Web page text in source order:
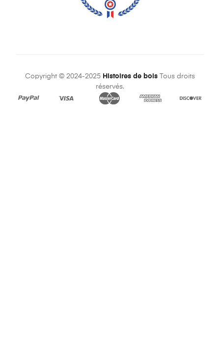
Copyright © 2024-2025 Histoires de bois Tous droits
réservés.